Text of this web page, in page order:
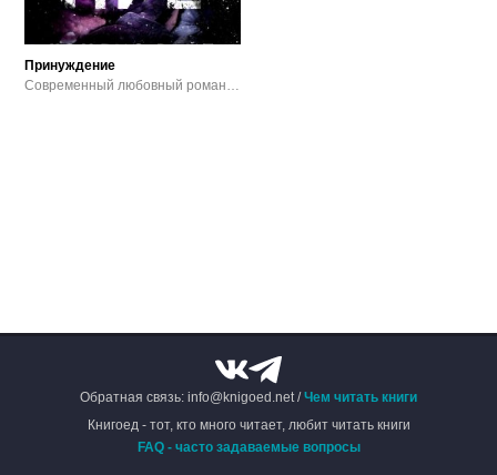
Принуждение
Современный любовный роман / Эротика
Обратная связь: info@knigoed.net /Чем читать книги
Книгоед - тот, кто много читает, любит читать книги
FAQ - часто задаваемые вопросы